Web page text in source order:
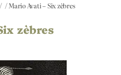
/ / Mario Avati – Six zèbres
zèbres